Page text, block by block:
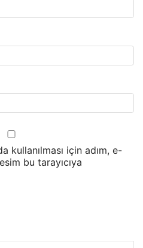
kullanılması için adım, e-
bu tarayıcıya